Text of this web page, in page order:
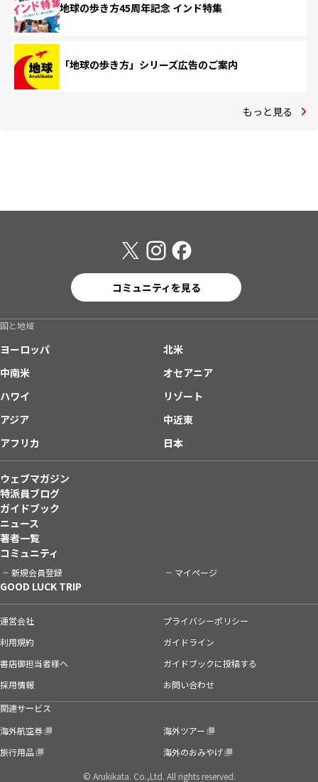
地球の歩き方45周年記念 インド特集
「地球の歩き方」シリーズ広告のご案内
もっと見る
コミュニティを見る
国と地域
ヨーロッパ
北米
中南米
オセアニア
ハワイ
リゾート
アジア
中近東
アフリカ
日本
ウェブマガジン
特派員ブログ
ガイドブック
ニュース
著者一覧
コミュニティ
新規会員登録 マイページ
GOOD LUCK TRIP
運営会社
プライバシーポリシー
利用規約
ガイドライン
書店御担当者様へ
ガイドブックに投稿する
採用情報
お問い合わせ
関連サービス
海外航空券
海外ツアー
旅行用品
海外のおみやげ
© Arukikata. Co.,Ltd. All rights reserved.